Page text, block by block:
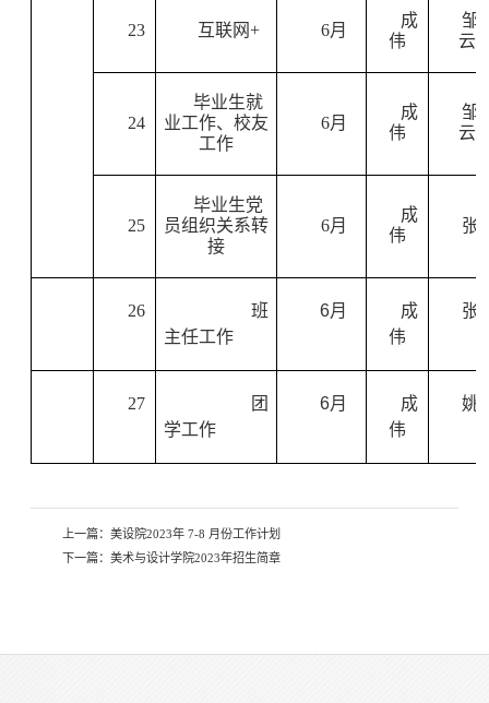
23 互联网+ 6月
成
伟
邹
云
24
毕业生就
业工作、校友
工作
6月
成
伟
邹
云
25
毕业生党
员组织关系转
接
6月
成
伟
张
26
班
主任工作
6月
成
伟
张
27
团
学工作
6月
成
伟
姚
上一篇： 美设院2023年 7-8 月份工作计划
下一篇： 美术与设计学院2023年招生简章